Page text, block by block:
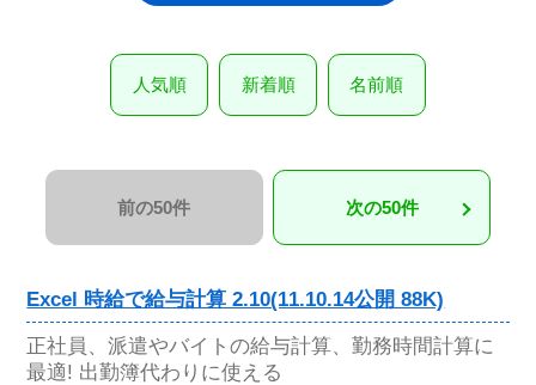
人気順 新着順 名前順
前の50件 次の50件
Excel 時給で給与計算 2.10(11.10.14公開 88K)
正社員、派遣やバイトの給与計算、勤務時間計算に
最適! 出勤簿代わりに使える